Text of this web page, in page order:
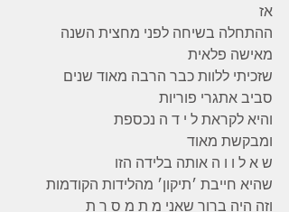
אז
ההתחלה בשיחה לפני מחצית השנה
מאישה פלאית
שזכיתי ללוות כבר הרבה מאוד שנים
סביב אתגרי פוריות
והיא לקראת ל י ד ה נכספת
ומבקשת מאוד
ש א ל ו ו ה אותה בלידה הזו
שהיא חייבת ׳תיקון׳ מהלידות הקודמות
וזה היה ברור שאני מ ת מ ס ר ת